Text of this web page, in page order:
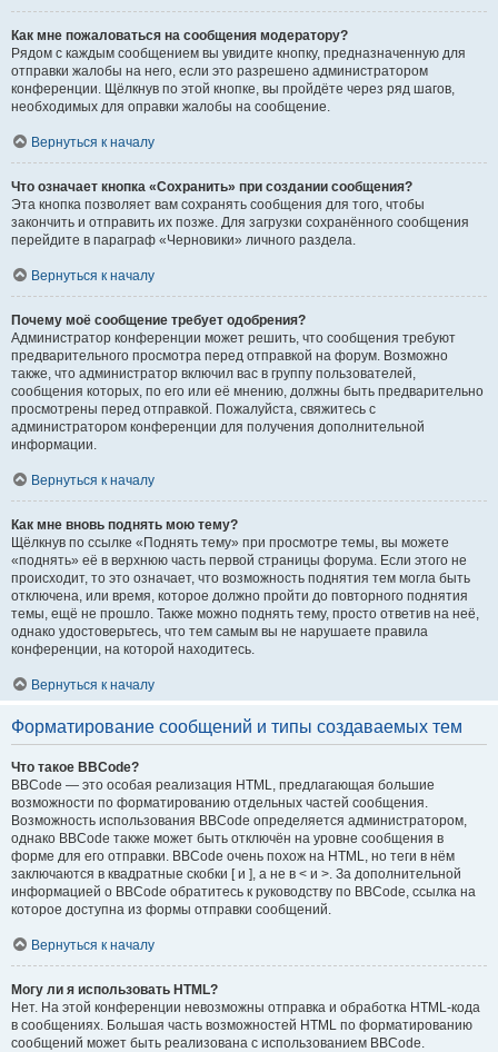
Как мне пожаловаться на сообщения модератору?
Рядом с каждым сообщением вы увидите кнопку, предназначенную для
отправки жалобы на него, если это разрешено администратором
конференции. Щёлкнув по этой кнопке, вы пройдёте через ряд шагов,
необходимых для оправки жалобы на сообщение.
Вернуться к началу
Что означает кнопка «Сохранить» при создании сообщения?
Эта кнопка позволяет вам сохранять сообщения для того, чтобы
закончить и отправить их позже. Для загрузки сохранённого сообщения
перейдите в параграф «Черновики» личного раздела.
Вернуться к началу
Почему моё сообщение требует одобрения?
Администратор конференции может решить, что сообщения требуют
предварительного просмотра перед отправкой на форум. Возможно
также, что администратор включил вас в группу пользователей,
сообщения которых, по его или её мнению, должны быть предварительно
просмотрены перед отправкой. Пожалуйста, свяжитесь с
администратором конференции для получения дополнительной
информации.
Вернуться к началу
Как мне вновь поднять мою тему?
Щёлкнув по ссылке «Поднять тему» при просмотре темы, вы можете
«поднять» её в верхнюю часть первой страницы форума. Если этого не
происходит, то это означает, что возможность поднятия тем могла быть
отключена, или время, которое должно пройти до повторного поднятия
темы, ещё не прошло. Также можно поднять тему, просто ответив на неё,
однако удостоверьтесь, что тем самым вы не нарушаете правила
конференции, на которой находитесь.
Вернуться к началу
Форматирование сообщений и типы создаваемых тем
Что такое BBCode?
BBCode — это особая реализация HTML, предлагающая большие
возможности по форматированию отдельных частей сообщения.
Возможность использования BBCode определяется администратором,
однако BBCode также может быть отключён на уровне сообщения в
форме для его отправки. BBCode очень похож на HTML, но теги в нём
заключаются в квадратные скобки [ и ], а не в < и >. За дополнительной
информацией о BBCode обратитесь к руководству по BBCode, ссылка на
которое доступна из формы отправки сообщений.
Вернуться к началу
Могу ли я использовать HTML?
Нет. На этой конференции невозможны отправка и обработка HTML-кода
в сообщениях. Большая часть возможностей HTML по форматированию
сообщений может быть реализована с использованием BBCode.